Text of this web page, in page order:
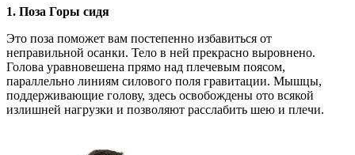
1. Поза Горы сидя
Это поза поможет вам постепенно избавиться от
неправильной осанки. Тело в ней прекрасно выровнено.
Голова уравновешена прямо над плечевым поясом,
параллельно линиям силового поля гравитации. Мышцы,
поддерживающие голову, здесь освобождены ото всякой
излишней нагрузки и позволяют расслабить шею и плечи.